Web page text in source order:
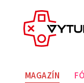
MAGAZÍN